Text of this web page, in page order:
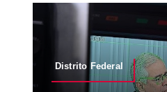
Distrito Federal